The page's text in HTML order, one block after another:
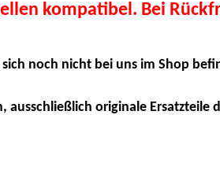
kompatibel. Bei
noch nicht bei uns im Shop
originale Ersatzteile